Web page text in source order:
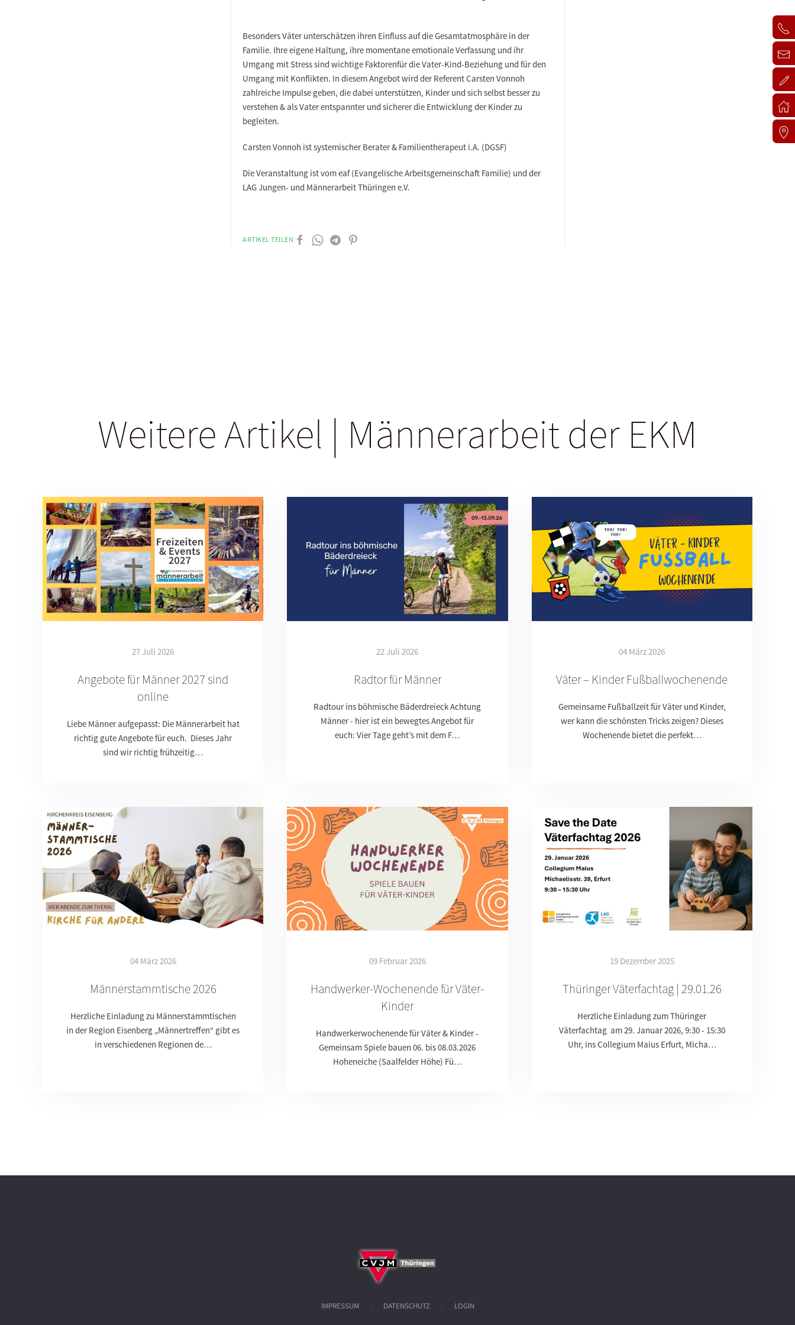
Besonders Väter unterschätzen ihren Einfluss auf die Gesamtatmosphäre in der
Familie. Ihre eigene Haltung, ihre momentane emotionale Verfassung und ihr
Umgang mit Stress sind wichtige Faktorenfür die Vater-Kind-Beziehung und für den
Umgang mit Konflikten. In diesem Angebot wird der Referent Carsten Vonnoh
zahlreiche Impulse geben, die dabei unterstützen, Kinder und sich selbst besser zu
verstehen & als Vater entspannter und sicherer die Entwicklung der Kinder zu
begleiten.
Carsten Vonnoh ist systemischer Berater & Familientherapeut i.A. (DGSF)
Die Veranstaltung ist vom eaf (Evangelische Arbeitsgemeinschaft Familie) und der
LAG Jungen- und Männerarbeit Thüringen e.V.
ARTIKEL TEILEN
Weitere Artikel | Männerarbeit der EKM
27 Juli 2026
Angebote für Männer 2027 sind
online
Liebe Männer aufgepasst: Die Männerarbeit hat
richtig gute Angebote für euch. Dieses Jahr
sind wir richtig frühzeitig…
22 Juli 2026
Radtor für Männer
Radtour ins böhmische Bäderdreieck Achtung
Männer - hier ist ein bewegtes Angebot für
euch: Vier Tage geht’s mit dem F…
04 März 2026
Väter – Kinder Fußballwochenende
Gemeinsame Fußballzeit für Väter und Kinder,
wer kann die schönsten Tricks zeigen? Dieses
Wochenende bietet die perfekt…
04 März 2026
Männerstammtische 2026
Herzliche Einladung zu Männerstammtischen
in der Region Eisenberg „Männertreffen“ gibt es
in verschiedenen Regionen de…
09 Februar 2026
Handwerker-Wochenende für Väter-
Kinder
Handwerkerwochenende für Väter & Kinder -
Gemeinsam Spiele bauen 06. bis 08.03.2026
Hoheneiche (Saalfelder Höhe) Fü…
19 Dezember 2025
Thüringer Väterfachtag | 29.01.26
Herzliche Einladung zum Thüringer
Väterfachtag am 29. Januar 2026, 9:30 - 15:30
Uhr, ins Collegium Maius Erfurt, Micha…
IMPRESSUM DATENSCHUTZ LOGIN